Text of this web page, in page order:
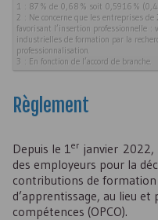
1 : 87 % de 0,68 % soit 0,5916 %
2 : Ne concerne que les entreprises
favorisant l’insertion professionnelle :
industrielles de formation par la
professionnalisation.
3 : En fonction de l’accord de branche.
Règlement
Depuis le 1er janvier 2022,
des employeurs pour la
contributions de
d’apprentissage, au lieu et
compétences (OPCO).